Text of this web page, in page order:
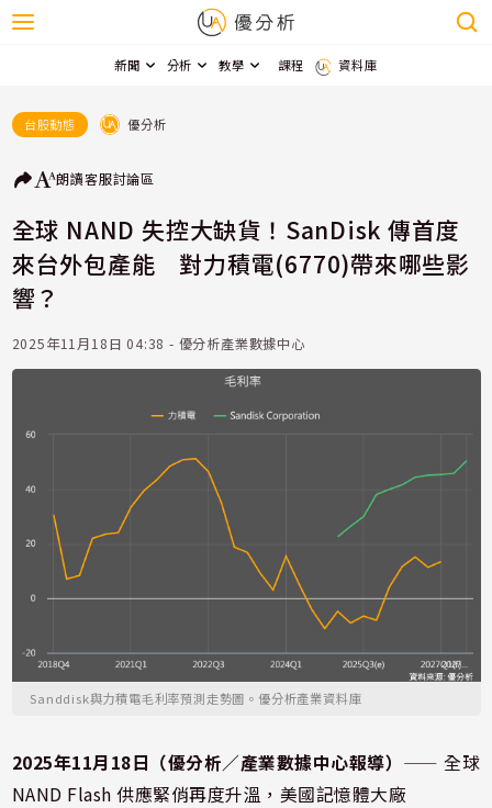
新聞 分析 教學 課程 資料庫
台股動態 優分析
朗讀客服討論區
全球 NAND 失控大缺貨！SanDisk 傳首度
來台外包產能 對力積電(6770)帶來哪些影
響？
2025年11月18日 04:38 - 優分析產業數據中心
Sanddisk與力積電毛利率預測走勢圖。優分析產業資料庫
2025年11月18日（優分析／產業數據中心報導） ⸺ 全球
NAND Flash 供應緊俏再度升溫，美國記憶體大廠